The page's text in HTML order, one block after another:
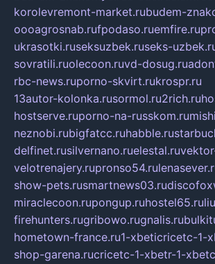
korolevremont-market.rubudem-
oooagrosnab.rufpodaso.ruemfire.ru
ukrasotki.ruseksuzbek.ruseks-
sovratili.ruolecoon.ruvd-dosug.ru
rbc-news.ruporno-skvirt.rukrospr.ru
13autor-kolonka.rusormol.ru2rich.ru
hostserve.ruporno-na-russkom.ru
neznobi.rubigfatcc.ruhabble.ru
delfinet.rusilvernano.ruelestal.ru
velotrenajery.rupronso54.ru
show-pets.rusmartnews03.ru
miraclecoon.rupongup.ruhostel65.ru
firehunters.rugribowo.rugnalis.ru
hometown-france.ru1-xbeticricetc-1-
shop-garena.rucricetc-1-xbetr-1-